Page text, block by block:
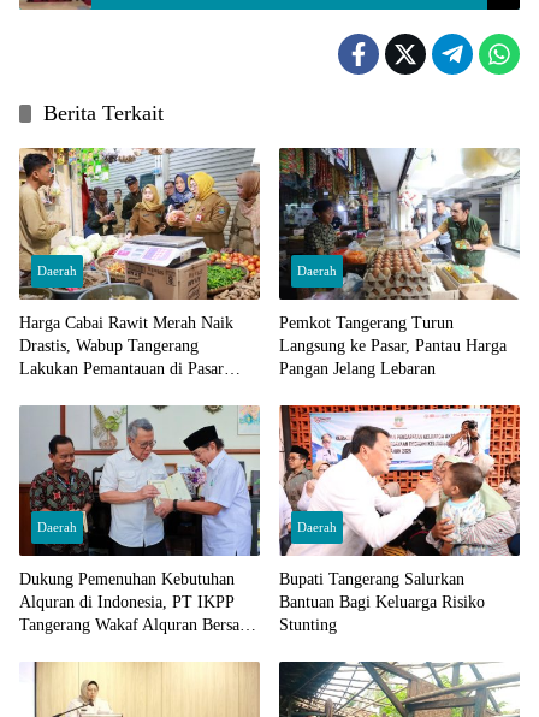
Berita Terkait
Daerah
Harga Cabai Rawit Merah Naik
Drastis, Wabup Tangerang
Lakukan Pemantauan di Pasar
Daerah
Pemkot Tangerang Turun
Langsung ke Pasar, Pantau Harga
Pangan Jelang Lebaran
Daerah
Dukung Pemenuhan Kebutuhan
Alquran di Indonesia, PT IKPP
Tangerang Wakaf Alquran Bersama
Daerah
Bupati Tangerang Salurkan
Bantuan Bagi Keluarga Risiko
Stunting